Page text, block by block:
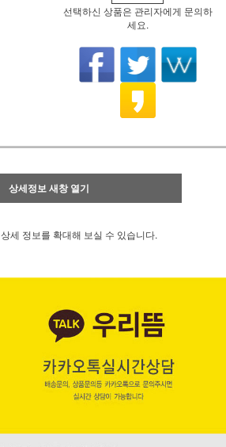
선택하신 상품은 관리자에게 문의하
세요.
상세정보 새창 열기
상세 정보를 확대해 보실 수 있습니다.